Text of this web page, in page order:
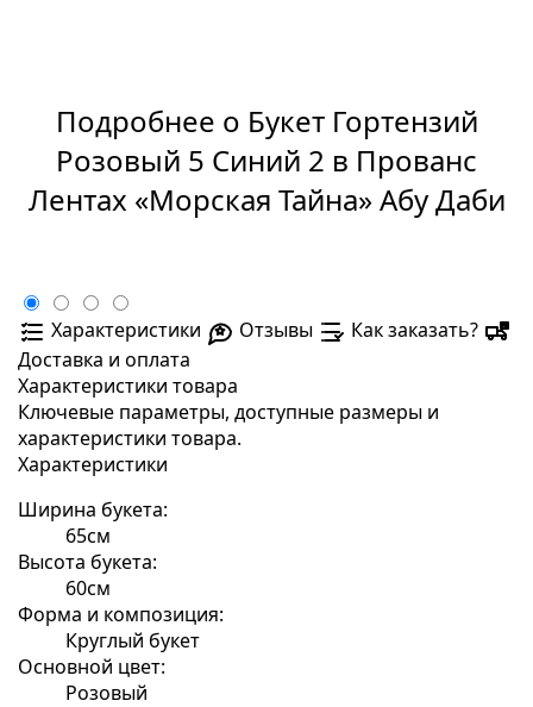
Подробнее о Букет Гортензий
Розовый 5 Синий 2 в Прованс
Лентах «Морская Тайна» Абу Даби
Характеристики Отзывы
Как заказать?
Доставка и оплата
Характеристики товара
Ключевые параметры, доступные размеры и
характеристики товара.
Характеристики
Ширина букета:
65см
Высота букета:
60см
Форма и композиция:
Круглый букет
Основной цвет:
Розовый